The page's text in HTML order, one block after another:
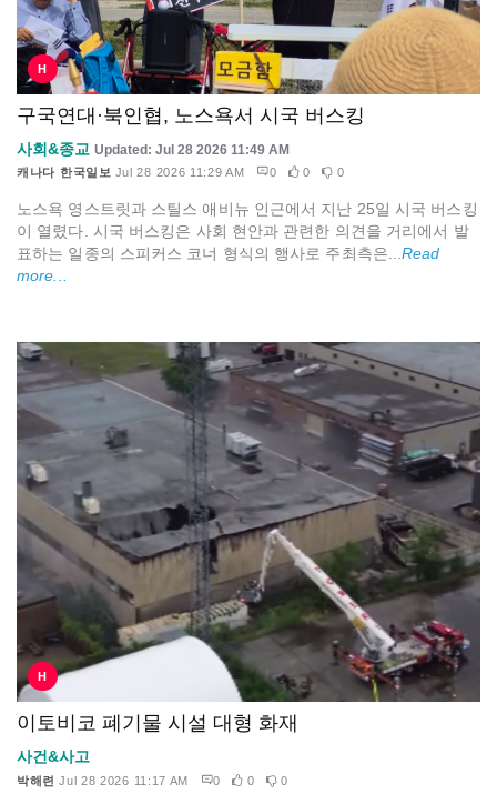
H
구국연대·북인협, 노스욕서 시국 버스킹
사회&종교 Updated: Jul 28 2026 11:49 AM
캐나다 한국일보 Jul 28 2026 11:29 AM 0 0 0
노스욕 영스트릿과 스틸스 애비뉴 인근에서 지난 25일 시국 버스킹
이 열렸다. 시국 버스킹은 사회 현안과 관련한 의견을 거리에서 발
표하는 일종의 스피커스 코너 형식의 행사로 주최측은...Read
more...
H
이토비코 폐기물 시설 대형 화재
사건&사고
박해련 Jul 28 2026 11:17 AM 0 0 0